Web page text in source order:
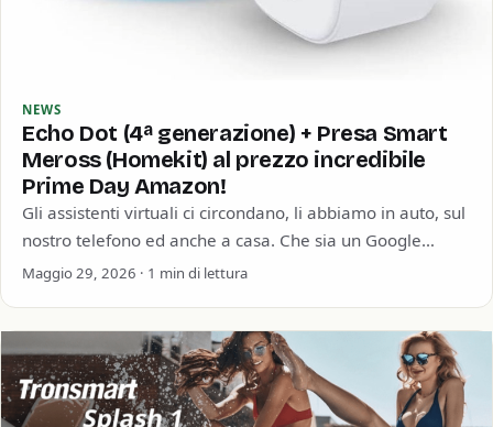
NEWS
Echo Dot (4ª generazione) + Presa Smart
Meross (Homekit) al prezzo incredibile
Prime Day Amazon!
Gli assistenti virtuali ci circondano, li abbiamo in auto, sul
nostro telefono ed anche a casa. Che sia un Google
Home, un…
Maggio 29, 2026 · 1 min di lettura